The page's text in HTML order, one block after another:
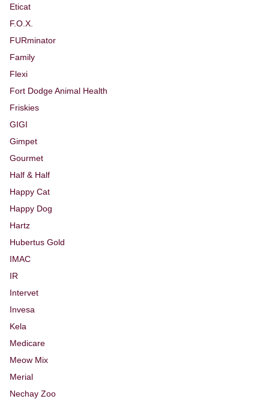
Eticat
F.O.X.
FURminator
Family
Flexi
Fort Dodge Animal Health
Friskies
GIGI
Gimpet
Gourmet
Half & Half
Happy Cat
Happy Dog
Hartz
Hubertus Gold
IMAC
IR
Intervet
Invesa
Kela
Medicare
Meow Mix
Merial
Nechay Zoo